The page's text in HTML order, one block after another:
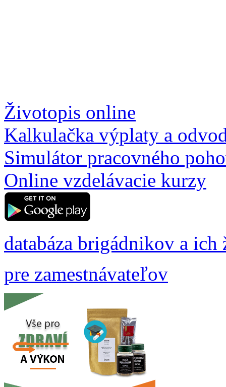
Životopis online
Kalkulačka výplaty a
Simulátor pracovného
Online vzdelávacie kurzy
databáza brigádnikov a
pre zamestnávateľov